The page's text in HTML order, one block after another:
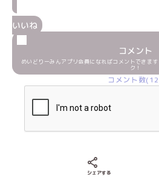
いいね
コメント
めいどりーみんアプリ会員になればコメントできま
ク！
コメント数
シェアする